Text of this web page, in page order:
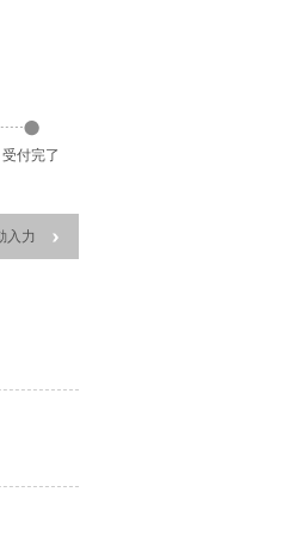
受付完了
入力